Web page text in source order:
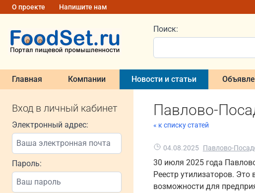
О проекте Напишите нам
Поиск:
Главная Компании Новости и статьи
Вход в личный кабинет
Электронный адрес:
Пароль:
Павлово-
« к списку статей
04.08.2025 Павлово-
30 июля 2025 года
Реестр утилизаторов.
возможности для